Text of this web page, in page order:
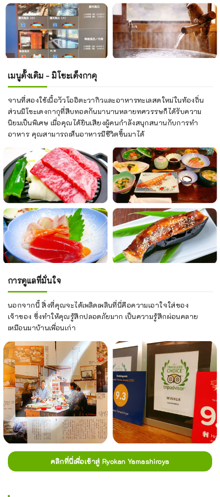
เมนูดั้งเดิม - มิโซะเด็งกาคุ
จานที่สองใช้เนื้อวัวโออิตะวากิวและอาหารทะเลสดใหม่ในท้องถิ่น
ส่วนมิโซะเดงกากุที่สืบทอดกันมานานหลายทศวรรษก็ได้รับความ
นิยมเป็นพิเศษ เมื่อคุณได้ยินเสียงผู้คนกำลังสนุกสนานกับการทำ
อาหาร คุณสามารถเห็นอาหารมีชีวิตขึ้นมาได้
การดูแลที่มั่นใจ
นอกจากนี้ สิ่งที่คุณจะได้เพลิดเพลินที่นี่คือความเอาใจใส่ของ
เจ้าของ ซึ่งทำให้คุณรู้สึกปลอดภัยมาก เป็นความรู้สึกผ่อนคลาย
เหมือนมาบ้านเพื่อนเก่า
คลิกที่นี่เพื่อเข้าสู่ Ryokan Yamashiroya